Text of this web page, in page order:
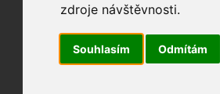
zdroje návštěvnosti.
Souhlasím Odmítám
Jazyk: cs
Poslední přihlášení: včera
Registrace:27. 11. 2003
4
21